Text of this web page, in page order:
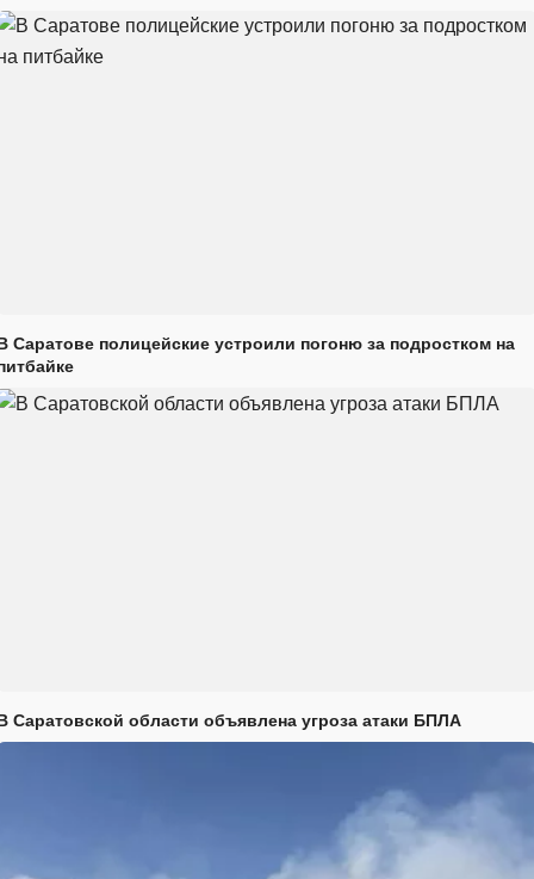
Саратове полицейские устроили погоню за подростком на
Саратовской области объявлена угроза атаки БПЛА